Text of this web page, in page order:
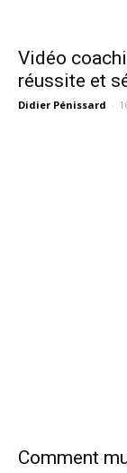
Vidéo
réussite et
Didier Pénissard -
Comment